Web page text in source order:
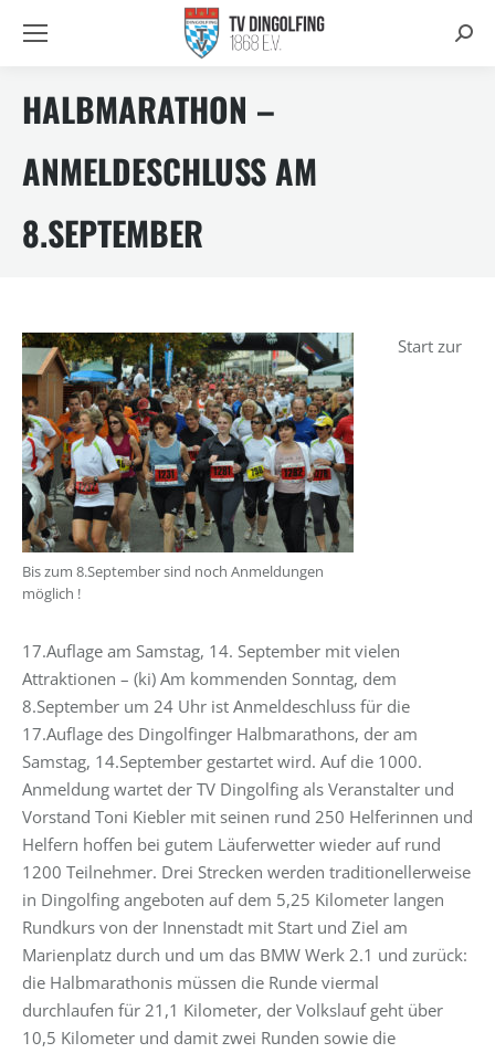
HALBMARATHON –
ANMELDESCHLUSS AM
8.SEPTEMBER
Bis zum 8.September sind noch Anmeldungen
möglich !
Start zur
17.Auflage am Samstag, 14. September mit vielen
Attraktionen – (ki) Am kommenden Sonntag, dem
8.September um 24 Uhr ist Anmeldeschluss für die
17.Auflage des Dingolfinger Halbmarathons, der am
Samstag, 14.September gestartet wird. Auf die 1000.
Anmeldung wartet der TV Dingolfing als Veranstalter und
Vorstand Toni Kiebler mit seinen rund 250 Helferinnen und
Helfern hoffen bei gutem Läuferwetter wieder auf rund
1200 Teilnehmer. Drei Strecken werden traditionellerweise
in Dingolfing angeboten auf dem 5,25 Kilometer langen
Rundkurs von der Innenstadt mit Start und Ziel am
Marienplatz durch und um das BMW Werk 2.1 und zurück:
die Halbmarathonis müssen die Runde viermal
durchlaufen für 21,1 Kilometer, der Volkslauf geht über
10,5 Kilometer und damit zwei Runden sowie die